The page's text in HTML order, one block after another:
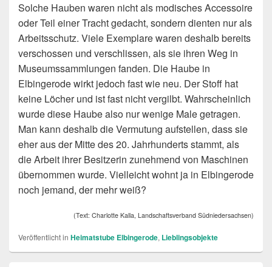
Solche Hauben waren nicht als modisches Accessoire
oder Teil einer Tracht gedacht, sondern dienten nur als
Arbeitsschutz. Viele Exemplare waren deshalb bereits
verschossen und verschlissen, als sie ihren Weg in
Museumssammlungen fanden. Die Haube in
Elbingerode wirkt jedoch fast wie neu. Der Stoff hat
keine Löcher und ist fast nicht vergilbt. Wahrscheinlich
wurde diese Haube also nur wenige Male getragen.
Man kann deshalb die Vermutung aufstellen, dass sie
eher aus der Mitte des 20. Jahrhunderts stammt, als
die Arbeit ihrer Besitzerin zunehmend von Maschinen
übernommen wurde. Vielleicht wohnt ja in Elbingerode
noch jemand, der mehr weiß?
(Text: Charlotte Kalla, Landschaftsverband Südniedersachsen)
Veröffentlicht in Heimatstube Elbingerode, Lieblingsobjekte